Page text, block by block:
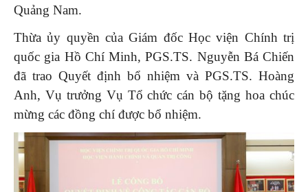
Quảng Nam.
Thừa ủy quyền của Giám đốc Học viện Chính trị
quốc gia Hồ Chí Minh, PGS.TS. Nguyễn Bá Chiến
đã trao Quyết định bổ nhiệm và PGS.TS. Hoàng
Anh, Vụ trưởng Vụ Tổ chức cán bộ tặng hoa chúc
mừng các đồng chí được bổ nhiệm.